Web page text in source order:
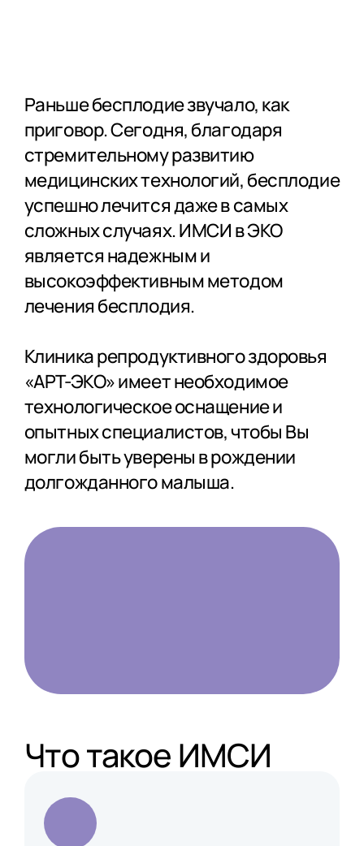
Раньше бесплодие звучало, как
приговор. Сегодня, благодаря
стремительному развитию
медицинских технологий, бесплодие
успешно лечится даже в самых
сложных случаях. ИМСИ в ЭКО
является надежным и
высокоэффективным методом
лечения бесплодия.
Клиника репродуктивного здоровья
«АРТ-ЭКО» имеет необходимое
технологическое оснащение и
опытных специалистов, чтобы Вы
могли быть уверены в рождении
долгожданного малыша.
Что такое ИМСИ